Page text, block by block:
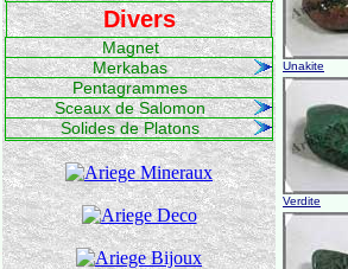
Divers
Magnet
Merkabas
Pentagrammes
Sceaux de Salomon
Solides de Platons
Unakite
Verdite